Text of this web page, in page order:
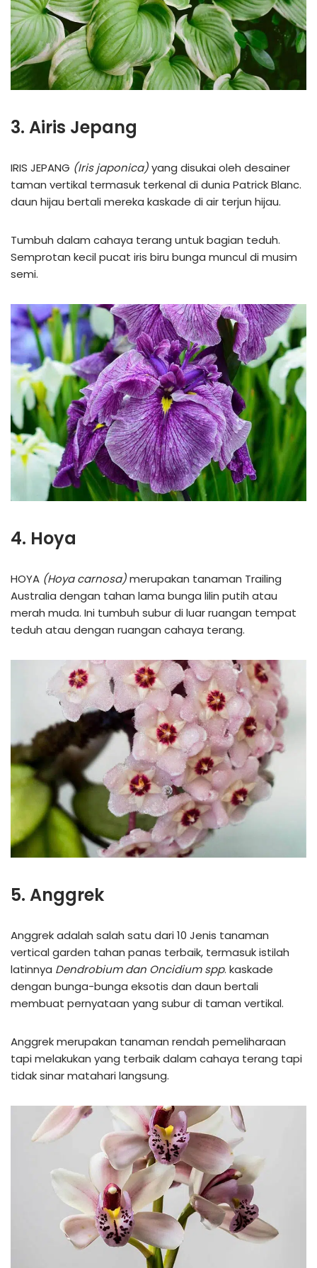
3. Airis Jepang
IRIS JEPANG (Iris japonica)yang disukai oleh desainer
taman vertikal termasuk terkenal di dunia Patrick Blanc.
daun hijau bertali mereka kaskade di air terjun hijau.
Tumbuh dalam cahaya terang untuk bagian teduh.
Semprotan kecil pucat iris biru bunga muncul di musim
semi.
4. Hoya
HOYA (Hoya carnosa)merupakan tanaman Trailing
Australia dengan tahan lama bunga lilin putih atau
merah muda. Ini tumbuh subur di luar ruangan tempat
teduh atau dengan ruangan cahaya terang.
5. Anggrek
Anggrek adalah salah satu dari 10 Jenis tanaman
vertical garden tahan panas terbaik, termasuk istilah
latinnya Dendrobium dan Oncidium spp. kaskade
dengan bunga-bunga eksotis dan daun bertali
membuat pernyataan yang subur di taman vertikal.
Anggrek merupakan tanaman rendah pemeliharaan
tapi melakukan yang terbaik dalam cahaya terang tapi
tidak sinar matahari langsung.